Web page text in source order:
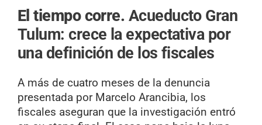
El tiempo corre. Acueducto Gran
Tulum: crece la expectativa por
una definición de los fiscales
A más de cuatro meses de la denuncia
presentada por Marcelo Arancibia, los
fiscales aseguran que la investigación entró